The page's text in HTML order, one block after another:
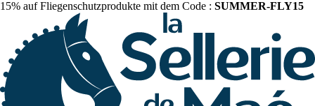
15% auf Fliegenschutzprodukte mit dem Code : SUMMER-FLY15